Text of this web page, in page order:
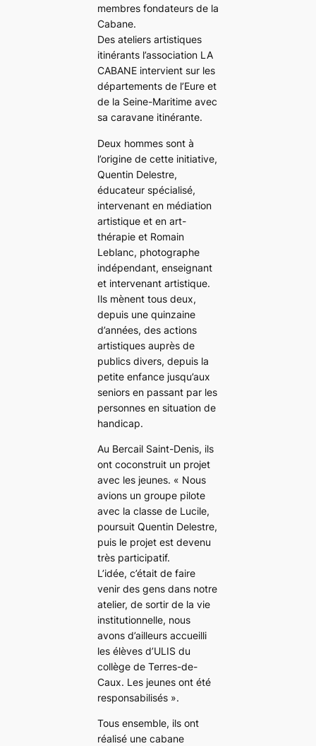
membres fondateurs de la
Cabane.
Des ateliers artistiques
itinérants l’association LA
CABANE intervient sur les
départements de l’Eure et
de la Seine-Maritime avec
sa caravane itinérante.
Deux hommes sont à
l’origine de cette initiative,
Quentin Delestre,
éducateur spécialisé,
intervenant en médiation
artistique et en art-
thérapie et Romain
Leblanc, photographe
indépendant, enseignant
et intervenant artistique.
Ils mènent tous deux,
depuis une quinzaine
d’années, des actions
artistiques auprès de
publics divers, depuis la
petite enfance jusqu’aux
seniors en passant par les
personnes en situation de
handicap.
Au Bercail Saint-Denis, ils
ont coconstruit un projet
avec les jeunes. « Nous
avions un groupe pilote
avec la classe de Lucile,
poursuit Quentin Delestre,
puis le projet est devenu
très participatif.
L’idée, c’était de faire
venir des gens dans notre
atelier, de sortir de la vie
institutionnelle, nous
avons d’ailleurs accueilli
les élèves d’ULIS du
collège de Terres-de-
Caux. Les jeunes ont été
responsabilisés ».
Tous ensemble, ils ont
réalisé une cabane